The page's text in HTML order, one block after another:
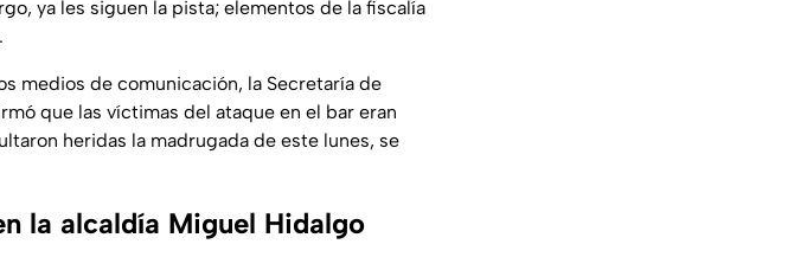
ya les siguen la pista; elementos de la fiscalía
medios de comunicación, la Secretaría de
que las víctimas del ataque en el bar eran
heridas la madrugada de este lunes, se
la alcaldía Miguel Hidalgo